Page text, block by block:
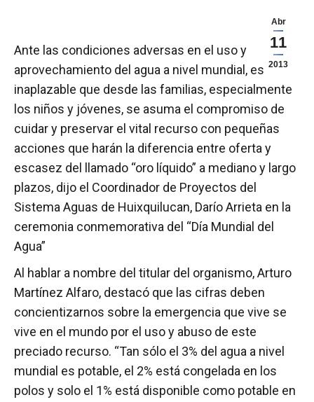
Abr
11
2013
Ante las condiciones adversas en el uso y
aprovechamiento del agua a nivel mundial, es
inaplazable que desde las familias, especialmente
los niños y jóvenes, se asuma el compromiso de
cuidar y preservar el vital recurso con pequeñas
acciones que harán la diferencia entre oferta y
escasez del llamado “oro líquido” a mediano y largo
plazos, dijo el Coordinador de Proyectos del
Sistema Aguas de Huixquilucan, Darío Arrieta en la
ceremonia conmemorativa del “Día Mundial del
Agua”
Al hablar a nombre del titular del organismo, Arturo
Martínez Alfaro, destacó que las cifras deben
concientizarnos sobre la emergencia que vive se
vive en el mundo por el uso y abuso de este
preciado recurso. “Tan sólo el 3% del agua a nivel
mundial es potable, el 2% está congelada en los
polos y solo el 1% está disponible como potable en